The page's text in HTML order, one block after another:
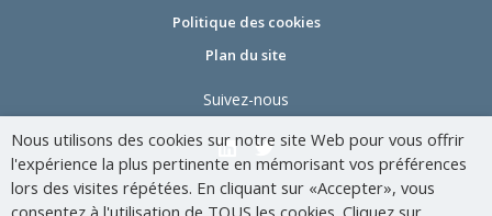
Politique des cookies
Plan du site
Suivez-nous
Nous utilisons des cookies sur notre site Web pour vous offrir
l'expérience la plus pertinente en mémorisant vos préférences
lors des visites répétées. En cliquant sur «Accepter», vous
consentez à l'utilisation de TOUS les cookies. Cliquez sur